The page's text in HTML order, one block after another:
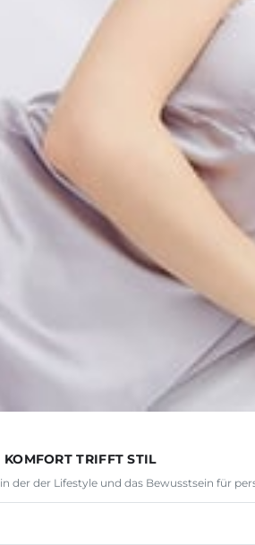
TRIFFT STIL
der der Lifestyle und das Bewusstsein für